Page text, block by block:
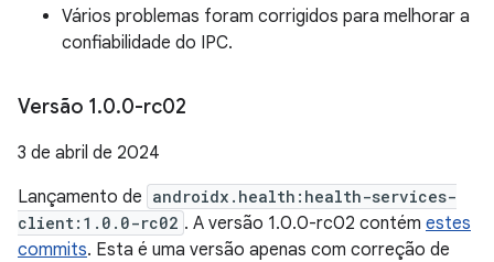
Vários problemas foram corrigidos para melhorar a
confiabilidade do IPC.
Versão 1.0.0-rc02
3 de abril de 2024
Lançamento de androidx.health:health-services-
client:1.0.0-rc02 . A versão 1.0.0-rc02 contém estes
commits. Esta é uma versão apenas com correção de